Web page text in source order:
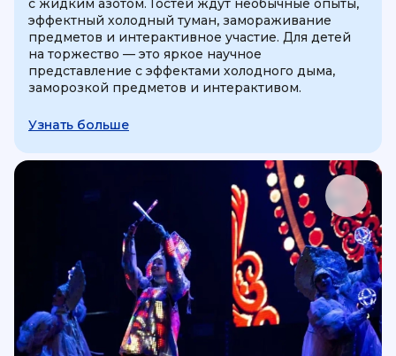
с жидким азотом. Гостей ждут необычные опыты,
эффектный холодный туман, замораживание
предметов и интерактивное участие. Для детей
на торжество — это яркое научное
представление с эффектами холодного дыма,
заморозкой предметов и интерактивом.
Узнать больше